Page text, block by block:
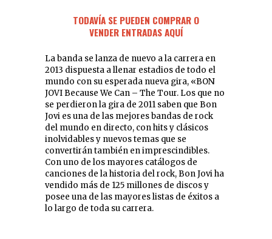
TODAVÍA SE PUEDEN COMPRAR O
VENDER ENTRADAS AQUÍ
La banda se lanza de nuevo a la carrera en
2013 dispuesta a llenar estadios de todo el
mundo con su esperada nueva gira, «BON
JOVI Because We Can – The Tour. Los que no
se perdieron la gira de 2011 saben que Bon
Jovi es una de las mejores bandas de rock
del mundo en directo, con hits y clásicos
inolvidables y nuevos temas que se
convertirán también en imprescindibles.
Con uno de los mayores catálogos de
canciones de la historia del rock, Bon Jovi ha
vendido más de 125 millones de discos y
posee una de las mayores listas de éxitos a
lo largo de toda su carrera.